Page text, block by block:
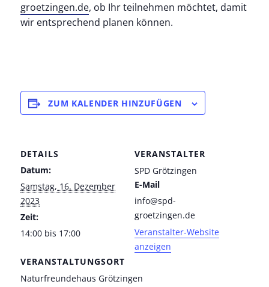
groetzingen.de, ob Ihr teilnehmen möchtet, damit
wir entsprechend planen können.
ZUM KALENDER HINZUFÜGEN
DETAILS
Datum:
Samstag, 16. Dezember
2023
Zeit:
14:00 bis 17:00
VERANSTALTUNGSORT
Naturfreundehaus Grötzingen
VERANSTALTER
SPD Grötzingen
E-Mail
info@spd-
groetzingen.de
Veranstalter-Website
anzeigen